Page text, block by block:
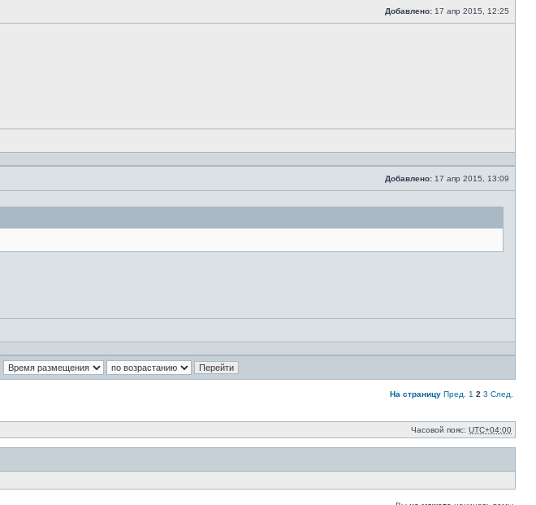
Сообщение
Добавлено: 17 апр 2015, 12:25
Сообщение
Добавлено: 17 апр 2015, 13:09
На страницу Пред. 1 2 3 След.
Часовой пояс: UTC+04:00